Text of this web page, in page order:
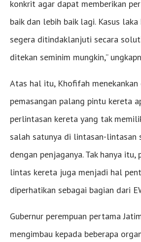
konkrit agar dapat memberikan
baik dan lebih baik lagi. Kasus
segera ditindaklanjuti secara
ditekan seminim mungkin,”
Atas hal itu, Khofifah menekankan
pemasangan palang pintu kereta
perlintasan kereta yang tak
salah satunya di lintasan-lintasan
dengan penjaganya. Tak hanya itu,
lintas kereta juga menjadi hal
diperhatikan sebagai bagian dari
Gubernur perempuan pertama
mengimbau kepada beberapa